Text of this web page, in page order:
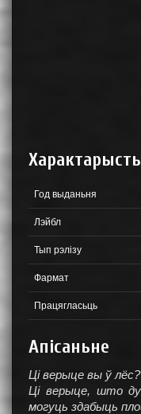
Год выданьня
Лэйбл
Тып рэлізу
Фармат
Працягласьць
Апісаньне
Ці верыце вы ў лёс?
Ці верыце, што
могуць здабыць